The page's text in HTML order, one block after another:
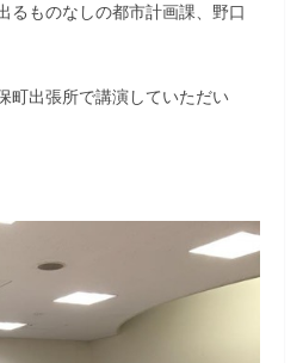
るものなしの都市計画課、野口
町出張所で講演していただい